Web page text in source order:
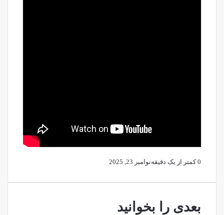
نوامبر 23, 2025 0کمتر از یک دقیقه
بعدی را بخوانید